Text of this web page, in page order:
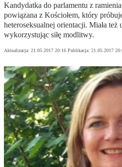
Kandydatka do parlamentu z
powiązana z Kościołem, który
heteroseksualnej orientacji. Miała też
wykorzystując siłę modlitwy.
Aktualizacja: 21.05.2017 20:16 Publikacja: 21.05.2017